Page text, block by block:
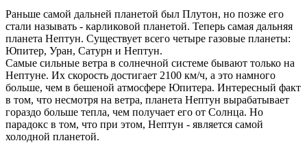
Раньше самой дальней планетой был Плутон, но позже его
стали называть - карликовой планетой. Теперь самая дальняя
планета Нептун. Существует всего четыре газовые планеты:
Юпитер, Уран, Сатурн и Нептун.
Самые сильные ветра в солнечной системе бывают только на
Нептуне. Их скорость достигает 2100 км/ч, а это намного
больше, чем в бешеной атмосфере Юпитера. Интересный факт
в том, что несмотря на ветра, планета Нептун вырабатывает
гораздо больше тепла, чем получает его от Солнца. Но
парадокс в том, что при этом, Нептун - является самой
холодной планетой.